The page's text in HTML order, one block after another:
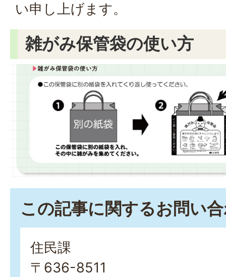
い申し上げます。
雑がみ保管袋の使い方
この記事に関するお問い
住民課
〒636-8511